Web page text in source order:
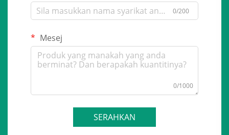
0/200
Mesej
0/1000
SERAHKAN